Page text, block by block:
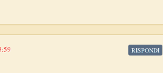
RISPONDI